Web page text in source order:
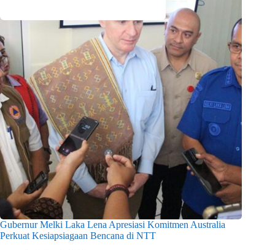
Gubernur Melki Laka Lena Apresiasi Komitmen Australia
Perkuat Kesiapsiagaan Bencana di NTT